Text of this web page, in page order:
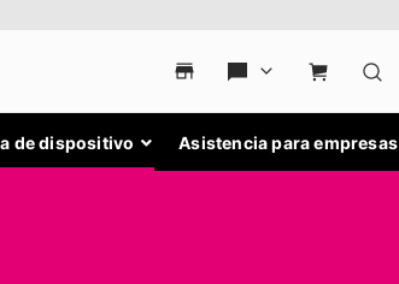
de dispositivo Asistencia para empresas